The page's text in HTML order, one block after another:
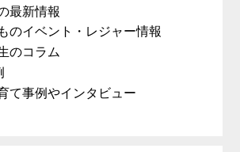
最新情報
のイベント・レジャー情報
のコラム
て事例やインタビュー